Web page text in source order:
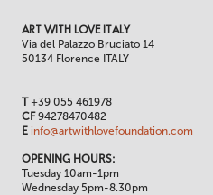
ART WITH LOVE ITALY
Via del Palazzo Bruciato 14
50134 Florence ITALY
T+39 055 461978
CF94278470482
E info@artwithlovefoundation.com
OPENING HOURS:
Tuesday 10am-1pm
Wednesday 5pm-8.30pm